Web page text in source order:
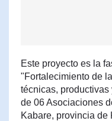
Este proyecto es la
"Fortalecimiento de
técnicas,
de 06 Asociaciones
Kabare, provincia de